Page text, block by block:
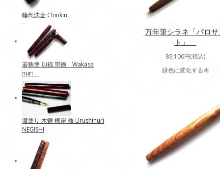
万年筆シラネ「パロ
ト」
89,100円(税込)
緑色に変化する木
輪島沈金 Chinkin
若狭塗 加福 宗徳 Wakasa
nuri
漆塗り 木曽 根岸 修 Urushinuri
NEGISHI